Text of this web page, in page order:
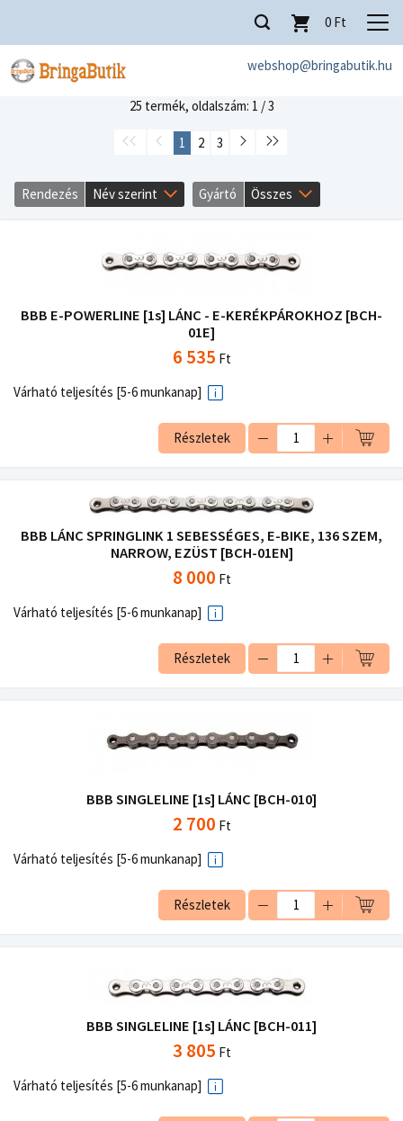
webshop@bringabutik.hu
0 Ft
25 termék, oldalszám: 1 / 3
1 2 3
Rendezés Név szerint Gyártó Összes
BBB E-POWERLINE [1s] LÁNC - E-KERÉKPÁROKHOZ [BCH-
01E]
6 535 Ft
Várható teljesítés [5-6 munkanap]
Részletek
BBB LÁNC SPRINGLINK 1 SEBESSÉGES, E-BIKE, 136 SZEM,
NARROW, EZÜST [BCH-01EN]
8 000 Ft
Várható teljesítés [5-6 munkanap]
Részletek
BBB SINGLELINE [1s] LÁNC [BCH-010]
2 700 Ft
Várható teljesítés [5-6 munkanap]
Részletek
BBB SINGLELINE [1s] LÁNC [BCH-011]
3 805 Ft
Várható teljesítés [5-6 munkanap]